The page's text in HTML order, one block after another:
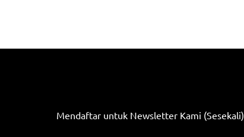
Mendaftar untuk Newsletter Kami (Sesekali)